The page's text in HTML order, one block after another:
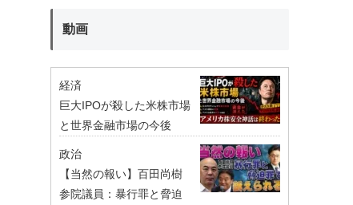
動画
経済
巨大IPOが殺した米株市場
と世界金融市場の今後
政治
【当然の報い】百田尚樹
参院議員：暴行罪と脅迫